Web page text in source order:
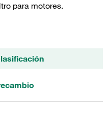
para motores.